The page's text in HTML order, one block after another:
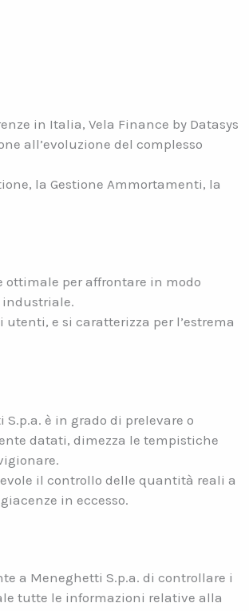
in Italia, Vela Finance by Datasys
all’evoluzione del complesso
la Gestione Ammortamenti, la
ottimale per affrontare in modo
e si caratterizza per l’estrema
è in grado di prelevare o
datati, dimezza le tempistiche
il controllo delle quantità reali a
in eccesso.
a Meneghetti S.p.a. di controllare i
tutte le informazioni relative alla